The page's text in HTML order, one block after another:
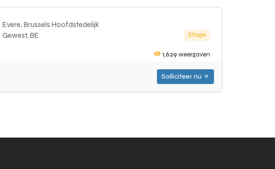
Evere, Brussels Hoofdstedelijk
Gewest, BE
Stage
1,629 weergaven
Solliciteer nu